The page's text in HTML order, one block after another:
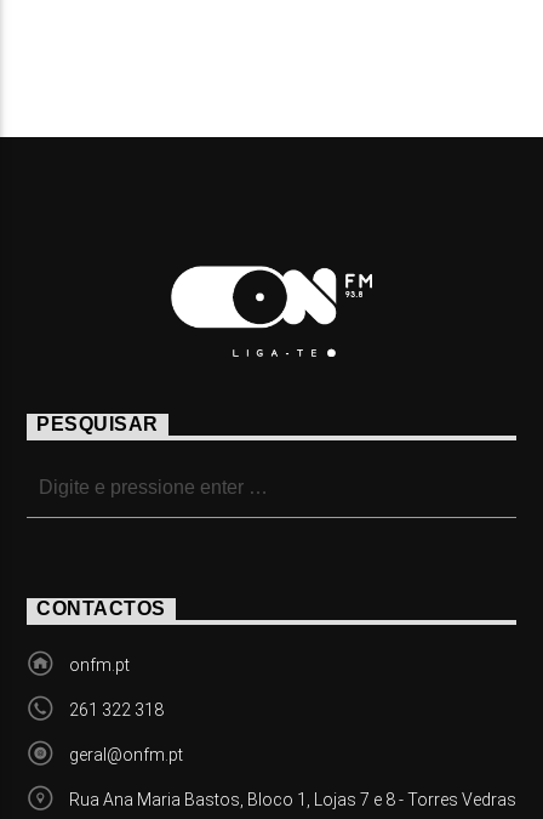
PESQUISAR
CONTACTOS
onfm.pt
261 322 318
geral@onfm.pt
Rua Ana Maria Bastos, Bloco 1, Lojas 7 e 8 - Torres Vedras